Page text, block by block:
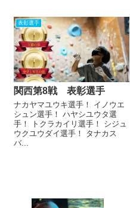
表彰選手
関西第8戦 表彰選手
ナカヤマユウキ選手！ イノウエ
シュン選手！ ハヤシユウタ選
手！ トクラカイリ選手！ シジュ
ウクユウダイ選手！ タナカス
バ...